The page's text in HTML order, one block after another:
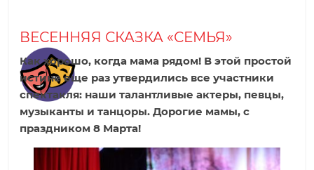
о
д
н
ВЕСЕННЯЯ СКАЗКА «СЕМЬЯ»
Как хорошо, когда мама рядом! В этой простой
истине еще раз утвердились все участники
спектакля: наши талантливые актеры, певцы,
музыканты и танцоры. Дорогие мамы, с
праздником 8 Марта!